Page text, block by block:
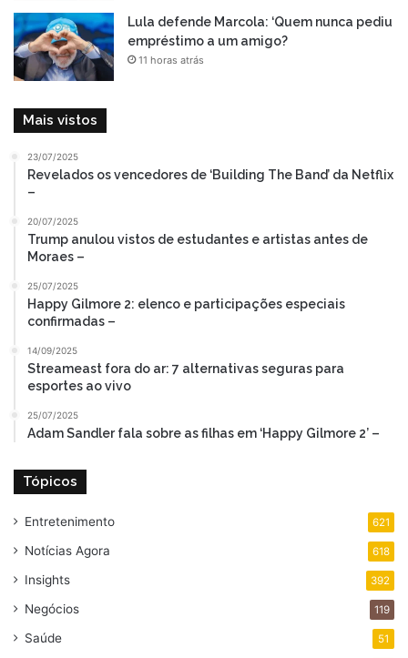
Lula defende Marcola: ‘Quem nunca pediu
empréstimo a um amigo?
11 horas atrás
Mais vistos
23/07/2025
Revelados os vencedores de ‘Building The Band’ da Netflix
–
20/07/2025
Trump anulou vistos de estudantes e artistas antes de
Moraes –
25/07/2025
Happy Gilmore 2: elenco e participações especiais
confirmadas –
14/09/2025
Streameast fora do ar: 7 alternativas seguras para
esportes ao vivo
25/07/2025
Adam Sandler fala sobre as filhas em ‘Happy Gilmore 2’ –
Tópicos
Entretenimento 621
Notícias Agora 618
Insights 392
Negócios 119
Saúde 51